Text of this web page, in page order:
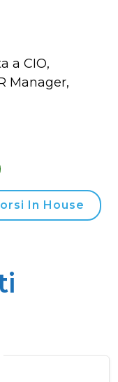
a CIO,
Manager,
In House